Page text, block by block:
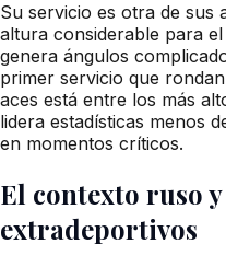
Su servicio es otra de sus
altura considerable para
genera ángulos
primer servicio que
aces está entre los más
lidera estadísticas menos
en momentos críticos.
El contexto ruso
extradeportivos